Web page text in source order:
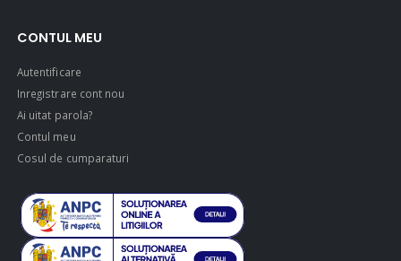
CONTUL MEU
Autentificare
Inregistrare cont nou
Ai uitat parola?
Contul meu
Cosul de cumparaturi